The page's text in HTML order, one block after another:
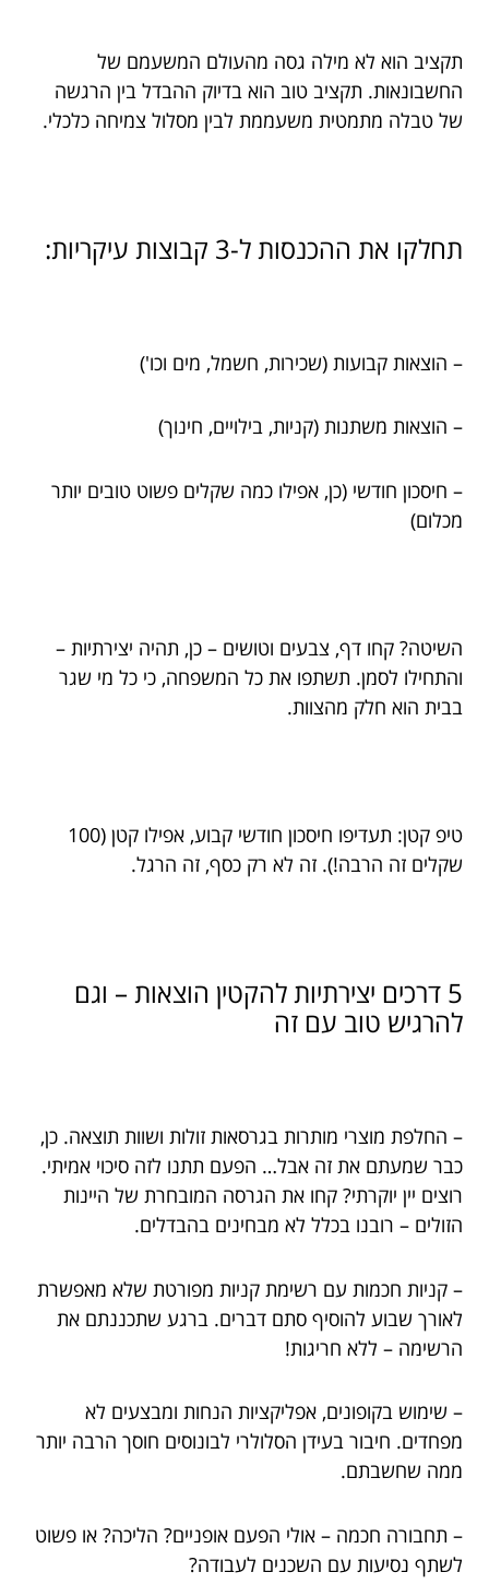
תקציב הוא לא מילה גסה מהעולם המשעמם של
החשבונאות. תקציב טוב הוא בדיוק ההבדל בין הרגשה
של טבלה מתמטית משעממת לבין מסלול צמיחה כלכלי.
תחלקו את ההכנסות ל-3 קבוצות עיקריות:
– הוצאות קבועות (שכירות, חשמל, מים וכו')
– הוצאות משתנות (קניות, בילויים, חינוך)
– חיסכון חודשי (כן, אפילו כמה שקלים פשוט טובים יותר
מכלום)
השיטה? קחו דף, צבעים וטושים – כן, תהיה יצירתיות –
והתחילו לסמן. תשתפו את כל המשפחה, כי כל מי שגר
בבית הוא חלק מהצוות.
טיפ קטן: תעדיפו חיסכון חודשי קבוע, אפילו קטן (100
שקלים זה הרבה!). זה לא רק כסף, זה הרגל.
5 דרכים יצירתיות להקטין הוצאות – וגם
להרגיש טוב עם זה
– החלפת מוצרי מותרות בגרסאות זולות ושוות תוצאה. כן,
כבר שמעתם את זה אבל… הפעם תתנו לזה סיכוי אמיתי.
רוצים יין יוקרתי? קחו את הגרסה המובחרת של היינות
הזולים – רובנו בכלל לא מבחינים בהבדלים.
– קניות חכמות עם רשימת קניות מפורטת שלא מאפשרת
לאורך שבוע להוסיף סתם דברים. ברגע שתכננתם את
הרשימה – ללא חריגות!
– שימוש בקופונים, אפליקציות הנחות ומבצעים לא
מפחדים. חיבור בעידן הסלולרי לבונוסים חוסך הרבה יותר
ממה שחשבתם.
– תחבורה חכמה – אולי הפעם אופניים? הליכה? או פשוט
לשתף נסיעות עם השכנים לעבודה?